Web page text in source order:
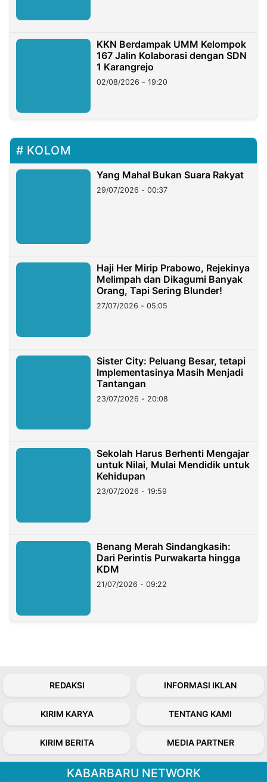
KKN Berdampak UMM Kelompok
167 Jalin Kolaborasi dengan SDN
1 Karangrejo
02/08/2026 - 19:20
KOLOM
Yang Mahal Bukan Suara Rakyat
29/07/2026 - 00:37
Haji Her Mirip Prabowo, Rejekinya
Melimpah dan Dikagumi Banyak
Orang, Tapi Sering Blunder!
27/07/2026 - 05:05
Sister City: Peluang Besar, tetapi
Implementasinya Masih Menjadi
Tantangan
23/07/2026 - 20:08
Sekolah Harus Berhenti Mengajar
untuk Nilai, Mulai Mendidik untuk
Kehidupan
23/07/2026 - 19:59
Benang Merah Sindangkasih:
Dari Perintis Purwakarta hingga
KDM
21/07/2026 - 09:22
REDAKSI INFORMASI IKLAN
KIRIM KARYA TENTANG KAMI
KIRIM BERITA MEDIA PARTNER
KABARBARU NETWORK